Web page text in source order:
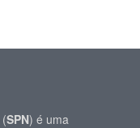
(SPN) é uma